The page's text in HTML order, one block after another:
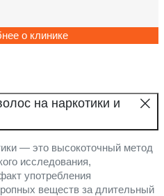
о клинике
на наркотики и
— это высокоточный метод
исследования,
употребления
веществ за длительный